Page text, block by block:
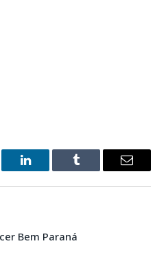
LinkedIn Tumblr
E-
Bem Paraná